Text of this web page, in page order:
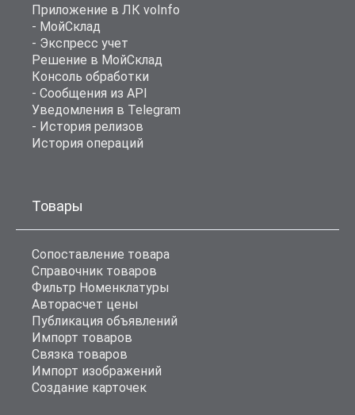
Приложение в ЛК voInfo
- МойСклад
- Экспресс учет
Решение в МойСклад
Консоль обработки
- Сообщения из API
Уведомления в Telegram
- История релизов
История операций
Товары
Сопоставление товара
Справочник товаров
Фильтр Номенклатуры
Авторасчет цены
Публикация объявлений
Импорт товаров
Связка товаров
Импорт изображений
Создание карточек